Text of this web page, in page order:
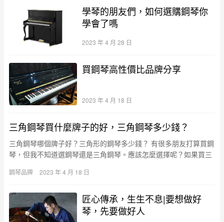
學琴的朋友們，如何選購鋼琴你
學會了嗎
2023 年 4 月 28 日
買鋼琴高性價比品牌分享
2023 年 4 月 18 日
三角鋼琴買什麼牌子的好，三角鋼琴多少錢？
三角鋼琴哪個牌子好？三角形的鋼琴多少錢？ 有很多朋友打算買鋼
琴，但我不知道選鋼琴還是三角鋼琴。應該怎麼選擇呢？如果買三
下。 …
鋼琴品牌 2023 年 4 月 18 日
匠心傳承，生生不息|要想做好
琴，先要做好人